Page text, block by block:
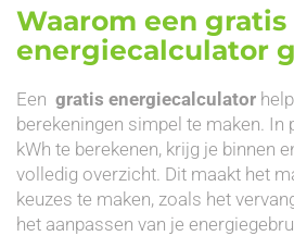
Waarom een gratis
energiecalculator
Een gratis energiecalculator
berekeningen simpel te maken. In
kWh te berekenen, krijg je binnen
volledig overzicht. Dit maakt het
keuzes te maken, zoals het
het aanpassen van je